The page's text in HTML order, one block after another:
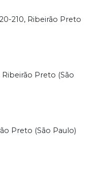
210, Ribeirão Preto
Ribeirão Preto (São
Preto (São Paulo)